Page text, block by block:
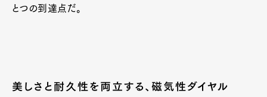
とつの到達点だ。
美しさと耐久性を両立する、磁気性ダイヤル